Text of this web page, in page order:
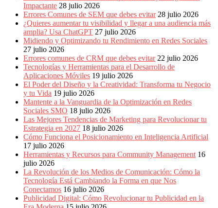
Impactante 28 julio 2026
Errores Comunes de SEM que debes evitar 28 julio 2026
¿Quieres aumentar tu visibilidad y llegar a una audiencia más
amplia? Usa ChatGPT 27 julio 2026
Midiendo y Optimizando tu Rendimiento en Redes Sociales
27 julio 2026
Errores comunes de CRM que debes evitar 22 julio 2026
Tecnologías y Herramientas para el Desarrollo de
Aplicaciones Móviles 19 julio 2026
El Poder del Diseño y la Creatividad: Transforma tu Negocio
y tu Vida 19 julio 2026
Mantente a la Vanguardia de la Optimización en Redes
Sociales SMO 18 julio 2026
Las Mejores Tendencias de Marketing para Revolucionar tu
Estrategia en 2027 18 julio 2026
Cómo Funciona el Posicionamiento en Inteligencia Artificial
17 julio 2026
Herramientas y Recursos para Community Management 16
julio 2026
La Revolución de los Medios de Comunicación: Cómo la
Tecnología Está Cambiando la Forma en que Nos
Conectamos 16 julio 2026
Publicidad Digital: Cómo Revolucionar tu Publicidad en la